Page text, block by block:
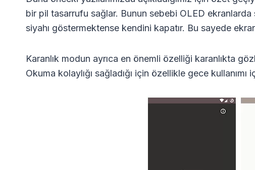
bir pil tasarrufu sağlar. Bunun sebebi OLED ekranlarda
siyahı göstermektense kendini kapatır. Bu sayede
Karanlık modun ayrıca en önemli özelliği karanlıkta
Okuma kolaylığı sağladığı için özellikle gece kullanımı